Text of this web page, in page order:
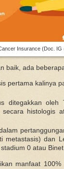
Insurance (Doc. IG
baik, ada
pertama kalinya
ditegakkan oleh
histologis
metastasis) dan
0 atau
manfaat 100%